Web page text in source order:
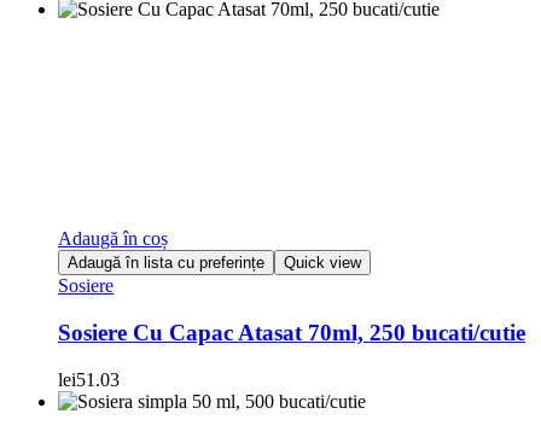
Adaugă în coș
Adaugă în lista cu preferințe Quick view
Sosiere
Sosiere Cu Capac Atasat 70ml, 250 bucati/cutie
lei51.03